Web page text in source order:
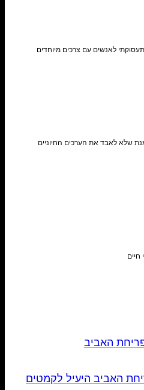
לאנשים עם צרכים מיוחדים
שלא לאבד את הערכים החיוניים
חיים
האביב היעיל לקמטים